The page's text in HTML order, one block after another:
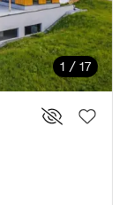
1 / 17